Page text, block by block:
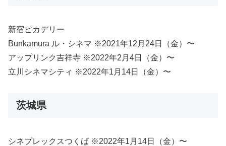
新宿ピカデリー
Bunkamura ル・シネマ ※2021年12月24日（金）〜
アップリンク吉祥寺 ※2022年2月4日（金）〜
立川シネマシティ ※2022年1月14日（金）〜
茨城県
シネプレックスつくば ※2022年1月14日（金）〜